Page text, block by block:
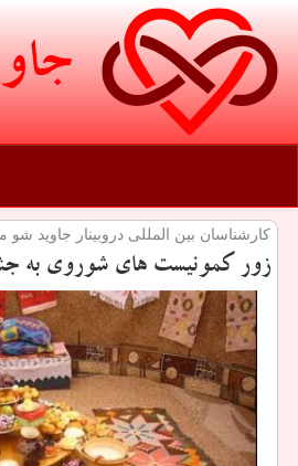
كارشناسان بین المللی دروبینار جاوید
زور كمونیست های شوروی به